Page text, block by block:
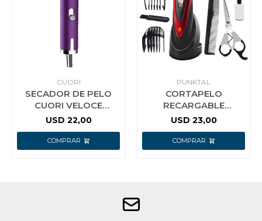
CUORI
SECADOR DE PELO
CUORI VELOCE
1000W
USD 22,00
PUNKTAL
CORTAPELO
RECARGABLE
PUNKTAL FLEX STYLE
USD 23,00